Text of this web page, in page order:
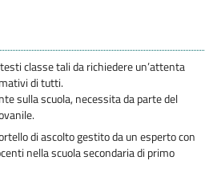
classe tali da richiedere un’attenta
di tutti.
sulla scuola, necessita da parte del
di ascolto gestito da un esperto con
nella scuola secondaria di primo